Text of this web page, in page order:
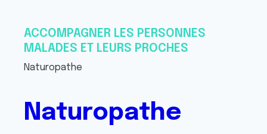
ACCOMPAGNER LES PERSONNES
MALADES ET LEURS PROCHES
Naturopathe
Naturopathe